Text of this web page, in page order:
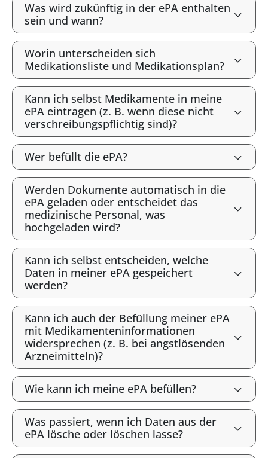
Was wird zukünftig in der ePA enthalten
sein und wann?
Worin unterscheiden sich
Medikationsliste und Medikationsplan?
Kann ich selbst Medikamente in meine
ePA eintragen (z. B. wenn diese nicht
verschreibungspflichtig sind)?
Wer befüllt die ePA?
Werden Dokumente automatisch in die
ePA geladen oder entscheidet das
medizinische Personal, was
hochgeladen wird?
Kann ich selbst entscheiden, welche
Daten in meiner ePA gespeichert
werden?
Kann ich auch der Befüllung meiner ePA
mit Medikamenteninformationen
widersprechen (z. B. bei angstlösenden
Arzneimitteln)?
Wie kann ich meine ePA befüllen?
Was passiert, wenn ich Daten aus der
ePA lösche oder löschen lasse?